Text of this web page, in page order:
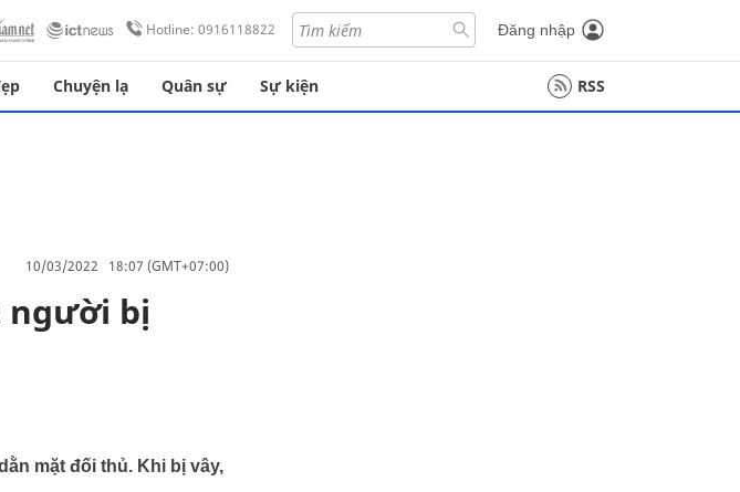
Hotline: 0916118822 Đăng nhập
Chuyện lạ Quân sự Sự kiện RSS
10/03/2022 18:07 (GMT+07:00)
người bị
mặt đối thủ. Khi bị vây,